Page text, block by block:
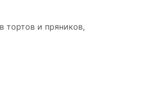
тортов и пряников,